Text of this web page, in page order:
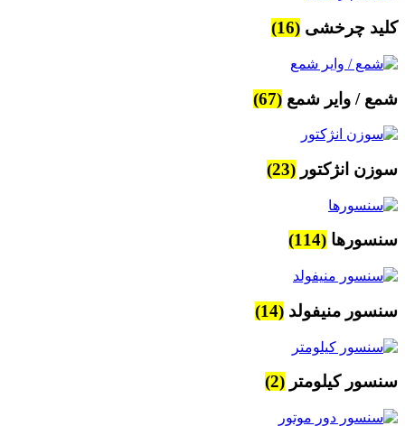
کلید چرخشی (16)
شمع / وایر شمع (67)
سوزن انژکتور (23)
سنسورها (114)
سنسور منیفولد (14)
سنسور کیلومتر (2)